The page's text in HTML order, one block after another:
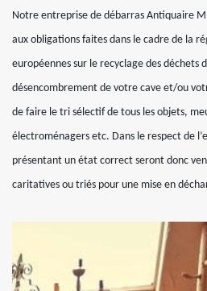
Notre entreprise de débarras Antiquaire
aux obligations faites dans le cadre de la
européennes sur le recyclage des déchets
désencombrement de votre cave et/ou
de faire le tri sélectif de tous les objets,
électroménagers etc. Dans le respect de
présentant un état correct seront donc
caritatives ou triés pour une mise en